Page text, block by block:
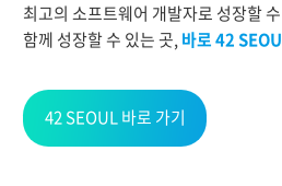
최고의 소프트웨어 개발자로 성장할
함께 성장할 수 있는 곳, 바로 42
42 SEOUL 바로 가기